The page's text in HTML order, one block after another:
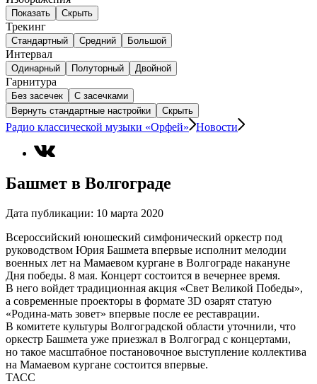
Показать Скрыть
Трекинг
Стандартный Средний Большой
Интервал
Одинарный Полуторный Двойной
Гарнитура
Без засечек
С засечками
Вернуть стандартные настройки
Скрыть
Радио классической музыки «Орфей» Новости
Башмет в Волгограде
Дата публикации: 10 марта 2020
Всероссийский юношеский симфонический оркестр под
руководством Юрия Башмета впервые исполнит мелодии
военных лет на Мамаевом кургане в Волгограде накануне
Дня победы. 8 мая. Концерт состоится в вечернее время.
В него войдет традиционная акция «Свет Великой Победы»,
а современные проекторы в формате 3D озарят статую
«Родина-мать зовет» впервые после ее реставрации.
В комитете культуры Волгоградской области уточнили, что
оркестр Башмета уже приезжал в Волгоград с концертами,
но такое масштабное постановочное выступление коллектива
на Мамаевом кургане состоится впервые.
ТАСС